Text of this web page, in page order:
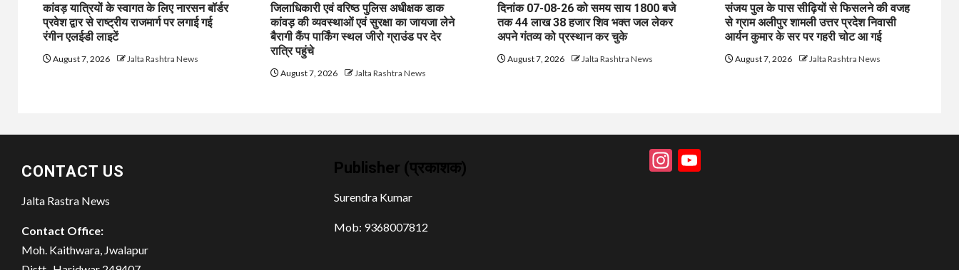
कांवड़ यात्रियों के स्वागत के लिए नारसन बॉर्डर
प्रवेश द्वार से राष्ट्रीय राजमार्ग पर लगाई गई
रंगीन एलईडी लाइटें
August 7, 2026 Jalta Rashtra News
जिलाधिकारी एवं वरिष्ठ पुलिस अधीक्षक डाक
कांवड़ की व्यवस्थाओं एवं सुरक्षा का जायजा लेने
बैरागी कैंप पार्किंग स्थल जीरो ग्राउंड पर देर
रात्रि पहुंचे
August 7, 2026 Jalta Rashtra News
दिनांक 07-08-26 को समय साय 1800 बजे
तक 44 लाख 38 हजार शिव भक्त जल लेकर
अपने गंतव्य को प्रस्थान कर चुके
August 7, 2026 Jalta Rashtra News
संजय पुल के पास सीढ़ियों से फिसलने की वजह
से ग्राम अलीपुर शामली उत्तर प्रदेश निवासी
आर्यन कुमार के सर पर गहरी चोट आ गई
August 7, 2026 Jalta Rashtra News
CONTACT US
Jalta Rastra News
Contact Office:
Moh. Kaithwara, Jwalapur
Publisher (प्रकाशक)
Surendra Kumar
Mob: 9368007812
Instagram